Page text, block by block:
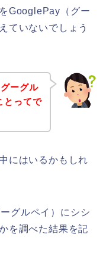
GooglePay（グー
ていないでしょう
ーグル
とってで
にはいるかもしれ
グルペイ）にシシ
を調べた結果を記